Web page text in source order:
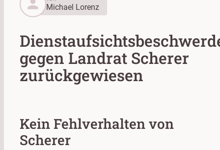
person
Michael Lorenz
gegen Landrat Scherer
zurückgewiesen
Kein Fehlverhalten von
Scherer